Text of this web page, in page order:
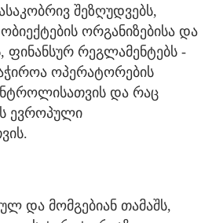
შეზღუდვებს,
ორგანიზებისა და
ფინანსურ რეგლამენტებს -
ოპერატორების
და რაც
ევროპული
და მომგებიან თამაშს,